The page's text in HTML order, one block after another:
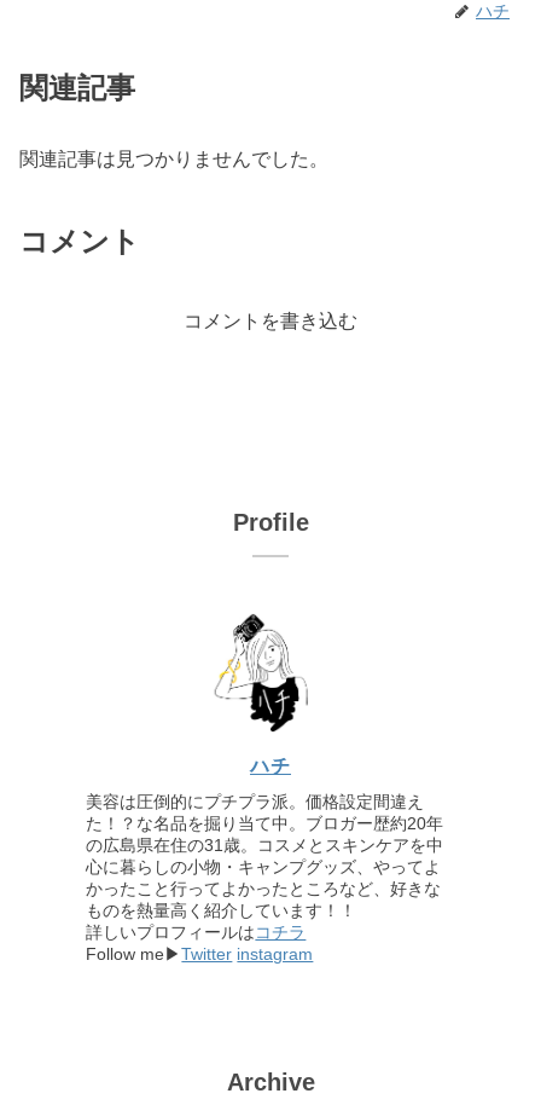
ハチ
関連記事
関連記事は見つかりませんでした。
コメント
コメントを書き込む
Profile
ハチ
美容は圧倒的にプチプラ派。価格設定間違え
た！？な名品を掘り当て中。ブロガー歴約20年
の広島県在住の31歳。コスメとスキンケアを中
心に暮らしの小物・キャンプグッズ、やってよ
かったこと行ってよかったところなど、好きな
ものを熱量高く紹介しています！！
詳しいプロフィールはコチラ
Follow me▶Twitter instagram
Archive